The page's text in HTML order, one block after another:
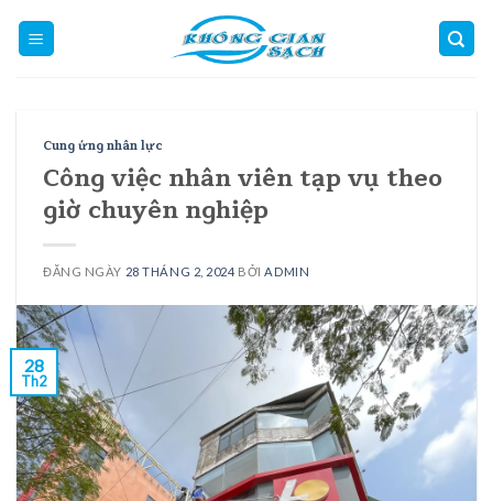
Cung ứng nhân lực
Công việc nhân viên tạp vụ theo
giờ chuyên nghiệp
ĐĂNG NGÀY 28 THÁNG 2, 2024 BỞI ADMIN
28
Th2